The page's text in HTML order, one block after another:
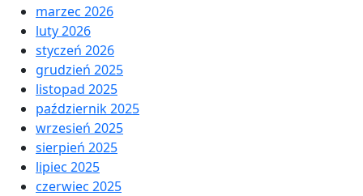
marzec 2026
luty 2026
styczeń 2026
grudzień 2025
listopad 2025
październik 2025
wrzesień 2025
sierpień 2025
lipiec 2025
czerwiec 2025